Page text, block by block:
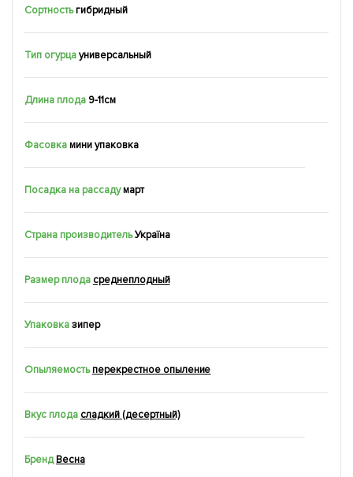
Сортностьгибридный
Тип огурцауниверсальный
Длина плода 9-11см
Фасовкамини упаковка
Посадка на рассаду март
Страна производитель Україна
Размер плода среднеплодный
Упаковказипер
Опыляемостьперекрестное опыление
Вкус плода сладкий (десертный)
БрендВесна